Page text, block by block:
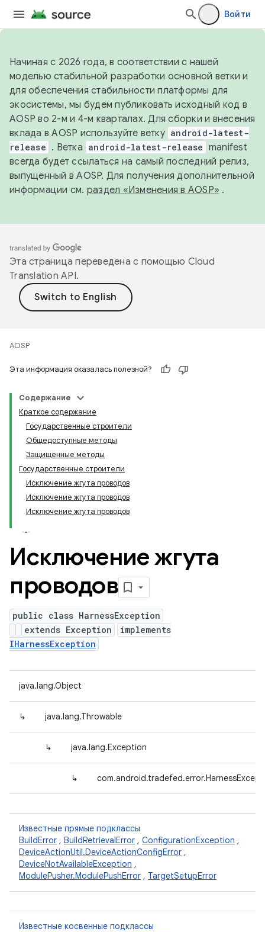
Войти
Начиная с 2026 года, в соответствии с нашей
моделью стабильной разработки основной ветки и
для обеспечения стабильности платформы для
экосистемы, мы будем публиковать исходный код в
AOSP во 2-м и 4-м кварталах. Для сборки и внесения
вклада в AOSP используйте ветку android-latest-
release . Ветка android-latest-release manifest
всегда будет ссылаться на самый последний релиз,
выпущенный в AOSP. Для получения дополнительной
информации см. раздел «Изменения в AOSP» .
Эта страница переведена с помощью Cloud
Translation API.
AOSP
Эта информация оказалась полезной?
Содержание
Краткое содержание
Государственные строители
Общедоступные методы
Защищенные методы
Государственные строители
Исключение жгута проводов
Исключение жгута проводов
Исключение жгута проводов
Исключение жгута
проводов
public class HarnessException
extends Exception
implements
IHarnessException
java.lang.Object
↳ java.lang.Throwable
↳ java.lang.Exception
↳
Известные прямые подклассы
BuildError , BuildRetrievalError , ConfigurationException ,
DeviceActionUtil.DeviceActionConfigError ,
DeviceNotAvailableException ,
ModulePusher.ModulePushError , TargetSetupError
Известные косвенные подклассы